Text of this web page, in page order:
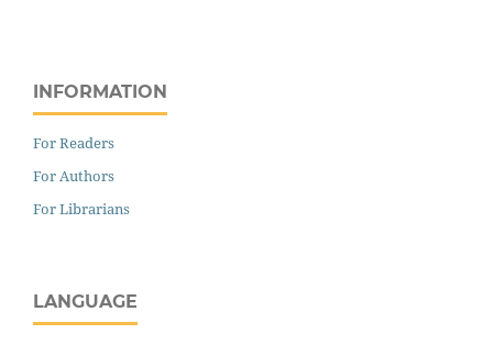
INFORMATION
For Readers
For Authors
For Librarians
LANGUAGE